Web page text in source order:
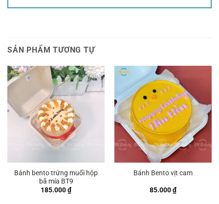
SẢN PHẨM TƯƠNG TỰ
Bánh bento trứng muối hộp
bã mía BT9
185.000₫
Bánh Bento vịt cam
85.000₫